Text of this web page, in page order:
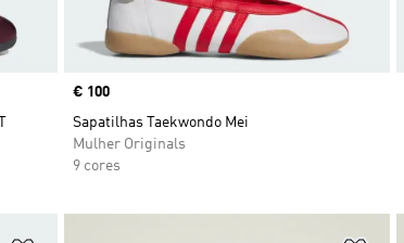
Price
€ 100
Sapatilhas Taekwondo Mei
Mulher Originals
9 cores